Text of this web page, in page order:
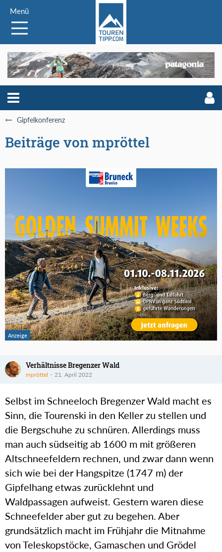
Menü
Gipfelkonferenz
Beiträge von mpröttel
Verhältnisse Bregenzer Wald
mpröttel 21. April 2022
Selbst im Schneeloch Bregenzer Wald macht es
Sinn, die Tourenski in den Keller zu stellen und
die Bergschuhe zu schnüren. Allerdings muss
man auch südseitig ab 1600 m mit größeren
Altschneefeldern rechnen, und zwar dann wenn
sich wie bei der Hangspitze (1747 m) der
Gipfelhang etwas zurücklehnt und
Waldpassagen aufweist. Gestern waren diese
Schneefelder aber gut zu begehen. Aber
grundsätzlich macht im Frühjahr die Mitnahme
von Teleskopstöcke, Gamaschen und Grödel